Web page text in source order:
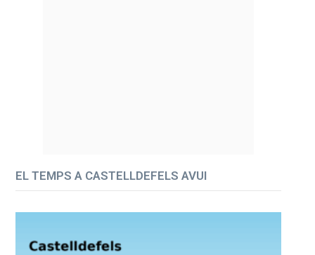
EL TEMPS A CASTELLDEFELS AVUI